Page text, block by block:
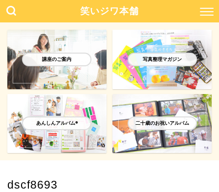
笑いジワ本舗
講座のご案内 写真整理マガジン
あんしんアルバム®️ 二十歳のお祝いアルバム
dscf8693